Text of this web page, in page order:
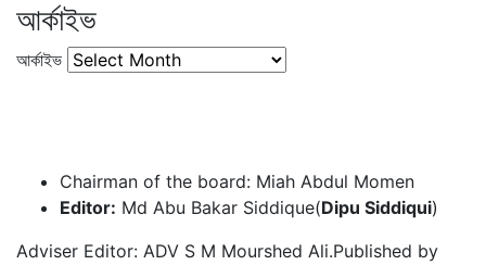
আর্কাইভ
আর্কাইভ
Chairman of the board: Miah Abdul Momen
Editor: Md Abu Bakar Siddique(Dipu Siddiqui)
Adviser Editor: ADV S M Mourshed Ali.Published by